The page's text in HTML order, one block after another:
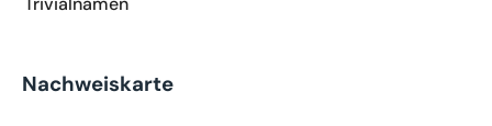
Nachweiskarte